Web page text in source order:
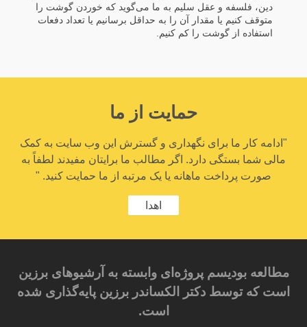
دین، فلسفه و عقل سلیم به ما می‌گوید که خوردن گوشت را
متوقف کنیم یا مقدار آن را به حداقل برسانیم یا تعداد دفعات
استفاده از گوشت را کم کنیم.
حمایت از ما
"ادامه کار ما برای نگهداری و گسترش این وب سایت به کمک
مالی شما بستگی دارد. اگر مطالب ما برایتان مفیدند لطفاً به
صورت پرداخت ماهانه یا یک مرتبه از ما حمایت کنید. "
اهدا
مطالعه بودیسم پروژه‌ای وابسته به آرشیوهای برزین
است که توسط دکتر الکساندر برزین پایه‌گذاری شده
است.